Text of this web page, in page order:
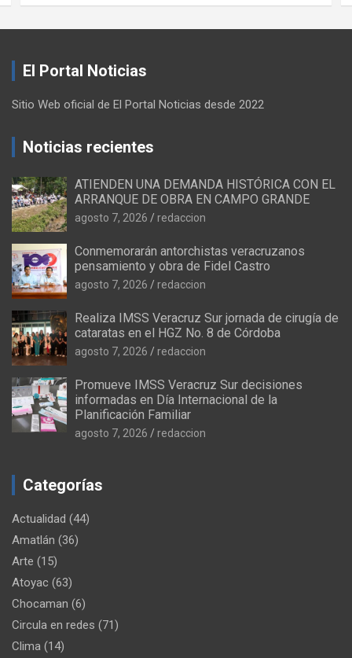
El Portal Noticias
Sitio Web oficial de El Portal Noticias desde 2022
Noticias recientes
ATIENDEN UNA DEMANDA HISTÓRICA CON EL
ARRANQUE DE OBRA EN CAMPO GRANDE
agosto 7, 2026 redaccion
Conmemorarán antorchistas veracruzanos
pensamiento y obra de Fidel Castro
agosto 7, 2026 redaccion
Realiza IMSS Veracruz Sur jornada de cirugía de
cataratas en el HGZ No. 8 de Córdoba
agosto 7, 2026 redaccion
Promueve IMSS Veracruz Sur decisiones
informadas en Día Internacional de la
Planificación Familiar
agosto 7, 2026 redaccion
Categorías
Actualidad (44)
Amatlán (36)
Arte (15)
Atoyac (63)
Chocaman (6)
Circula en redes (71)
Clima (14)